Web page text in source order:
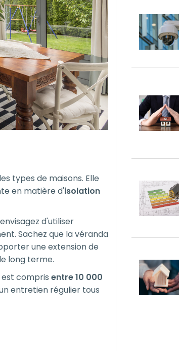
types de maisons. Elle
en matière d'isolation
d'utiliser
Sachez que la véranda
une extension de
long terme.
compris entre 10 000
entretien régulier tous